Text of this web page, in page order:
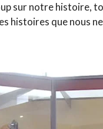
sur notre histoire,
histoires que nous